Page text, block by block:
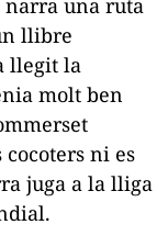
narra una ruta
llibre
llegit la
molt ben
ni es
juga a la lliga